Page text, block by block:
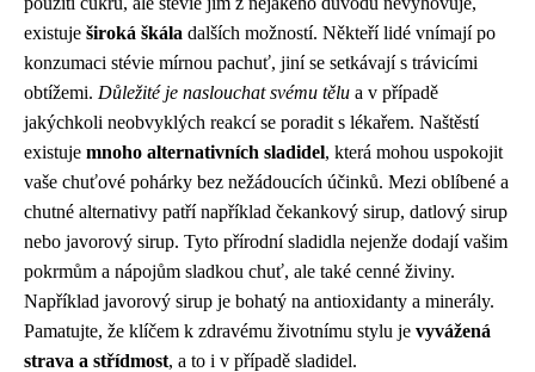
existuje široká škála dalších možností. Někteří lidé vnímají po
konzumaci stévie mírnou pachuť, jiní se setkávají s trávicími
obtížemi. Důležité je naslouchat svému tělu a v případě
jakýchkoli neobvyklých reakcí se poradit s lékařem. Naštěstí
existuje mnoho alternativních sladidel, která mohou uspokojit
vaše chuťové pohárky bez nežádoucích účinků. Mezi oblíbené a
chutné alternativy patří například čekankový sirup, datlový sirup
nebo javorový sirup. Tyto přírodní sladidla nejenže dodají vašim
pokrmům a nápojům sladkou chuť, ale také cenné živiny.
Například javorový sirup je bohatý na antioxidanty a minerály.
Pamatujte, že klíčem k zdravému životnímu stylu je vyvážená
strava a střídmost, a to i v případě sladidel.